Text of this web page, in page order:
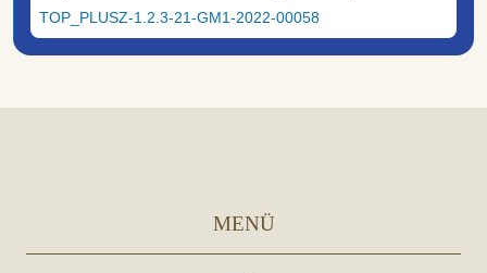
TOP_PLUSZ-1.2.3-21-GM1-2022-00058
MENÜ